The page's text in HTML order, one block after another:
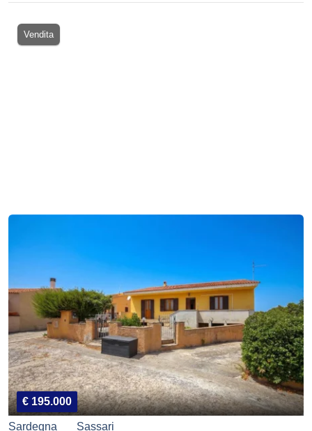
Vendita
€ 195.000
Sardegna Sassari